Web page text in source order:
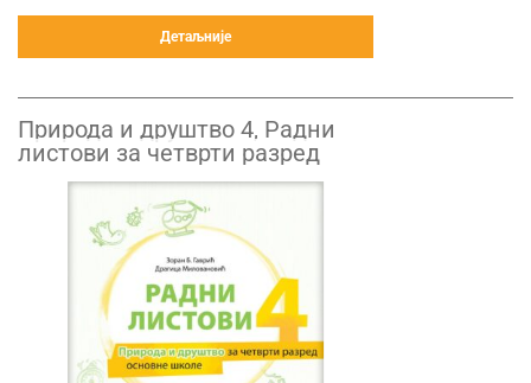
Детаљније
Природа и друштво 4, Радни
листови за четврти разред